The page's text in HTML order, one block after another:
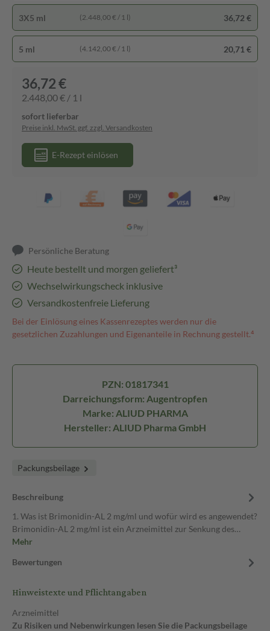
3X5 ml (2.448,00 € / 1 l) 36,72 €
5 ml (4.142,00 € / 1 l) 20,71 €
36,72 €
2.448,00 € / 1 l
sofort lieferbar
Preise inkl. MwSt. ggf. zzgl. Versandkosten
E-Rezept einlösen
Persönliche Beratung
Heute bestellt und morgen geliefert³
Wechselwirkungscheck inklusive
Versandkostenfreie Lieferung
Bei der Einlösung eines Kassenrezeptes werden nur die
gesetzlichen Zuzahlungen und Eigenanteile in Rechnung gestellt.⁴
PZN: 01817341
Darreichungsform: Augentropfen
Marke: ALIUD PHARMA
Hersteller: ALIUD Pharma GmbH
Packungsbeilage
Beschreibung
1. Was ist Brimonidin-AL 2 mg/ml und wofür wird es angewendet?
Brimonidin-AL 2 mg/ml ist ein Arzneimittel zur Senkung des…
Mehr
Bewertungen
Hinweistexte und Pflichtangaben
Arzneimittel
Zu Risiken und Nebenwirkungen lesen Sie die Packungsbeilage